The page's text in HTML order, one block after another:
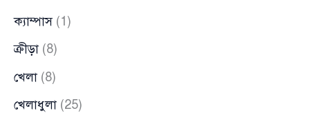
ক্যাম্পাস(1)
ক্রীড়া (8)
খেলা (8)
খেলাধুলা (25)